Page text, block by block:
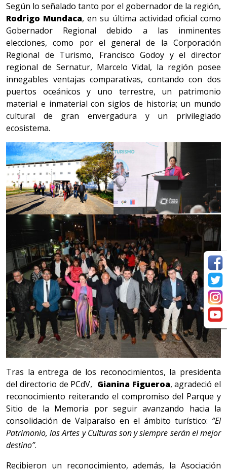
Según lo señalado tanto por el gobernador de la región,
Rodrigo Mundaca, en su última actividad oficial como
Gobernador Regional debido a las inminentes
elecciones, como por el general de la Corporación
Regional de Turismo, Francisco Godoy y el director
regional de Sernatur, Marcelo Vidal, la región posee
innegables ventajas comparativas, contando con dos
puertos oceánicos y uno terrestre, un patrimonio
material e inmaterial con siglos de historia; un mundo
cultural de gran envergadura y un privilegiado
ecosistema.
Tras la entrega de los reconocimientos, la presidenta
del directorio de PCdV, Gianina Figueroa, agradeció el
reconocimiento reiterando el compromiso del Parque y
Sitio de la Memoria por seguir avanzando hacia la
consolidación de Valparaíso en el ámbito turístico: “El
Patrimonio, las Artes y Culturas son y siempre serán el mejor
destino”.
Recibieron un reconocimiento, además, la Asociación